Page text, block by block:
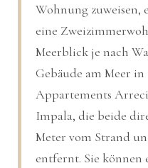
Wohnung zuweisen,
eine
Meerblick je nach
Gebäude am Meer in
Appartements
Impala, die beide
Meter vom Strand
entfernt. Sie können